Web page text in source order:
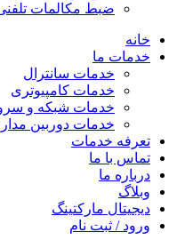
ضبط مکالمات
خانه
خدمات ما
خدمات سانترال
خدمات کامپیوتری
خدمات شبکه و
خدمات دوربین
تعرفه خدمات
تماس با ما
درباره ما
وبلاگ
دیجیتال مارکتینگ
ورود / ثبت نام